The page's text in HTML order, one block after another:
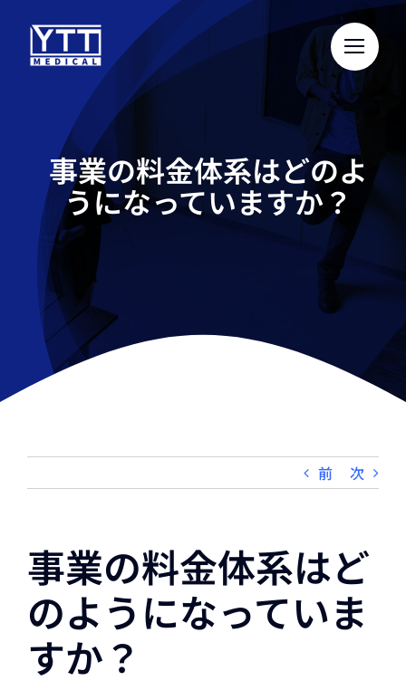
content
事業の料金体系はどのよ
うになっていますか？
前 次
事業の料金体系はど
のようになっていま
すか？